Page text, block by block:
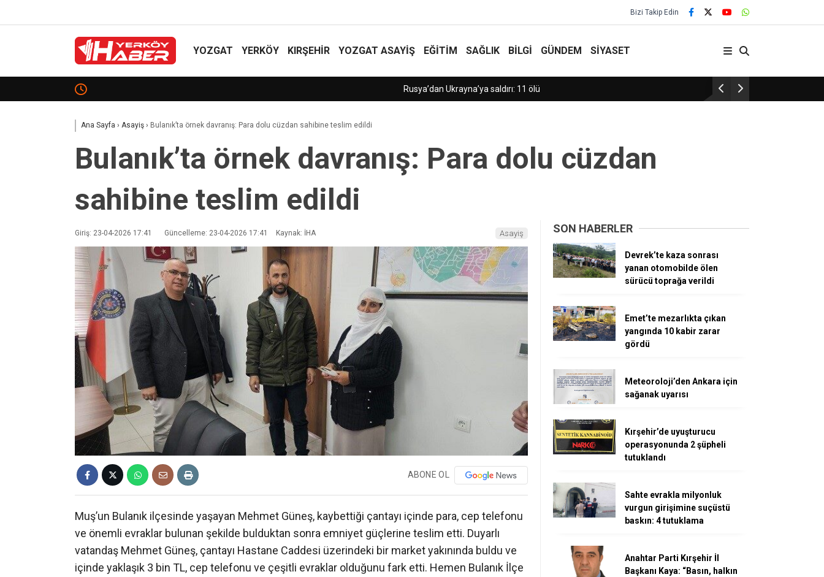
Bizi Takip Edin
YOZGAT YERKÖY KIRŞEHİR YOZGAT ASAYIŞ EĞİTİM SAĞLIK BİLGİ GÜNDEM SİYASET
Turizm bölgesine kazandırılan Ceviz Kafe
Ana Sayfa › Asayiş › Bulanık’ta örnek davranış: Para dolu cüzdan sahibine teslim edildi
Bulanık’ta örnek davranış: Para dolu cüzdan
sahibine teslim edildi
Giriş: 23-04-2026 17:41 Güncelleme: 23-04-2026 17:41 Kaynak: İHA Asayiş
ABONE OL
Muş’un Bulanık ilçesinde yaşayan Mehmet Güneş, kaybettiği çantayı içinde para, cep telefonu
ve önemli evraklar bulunan şekilde bulduktan sonra emniyet güçlerine teslim etti. Duyarlı
vatandaş Mehmet Güneş, çantayı Hastane Caddesi üzerindeki bir market yakınında buldu ve
içinde yaklaşık 3 bin TL, cep telefonu ve çeşitli evraklar olduğunu fark etti. Hemen Bulanık İlçe
SON HABERLER
Devrek’te kaza sonrası
yanan otomobilde ölen
sürücü toprağa verildi
Emet’te mezarlıkta çıkan
yangında 10 kabir zarar
gördü
Meteoroloji’den Ankara için
sağanak uyarısı
Kırşehir’de uyuşturucu
operasyonunda 2 şüpheli
tutuklandı
Sahte evrakla milyonluk
vurgun girişimine suçüstü
baskın: 4 tutuklama
Anahtar Parti Kırşehir İl
Başkanı Kaya: “Basın, halkın